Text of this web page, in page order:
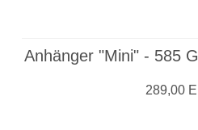
Anhänger "Mini" - 585
289,00